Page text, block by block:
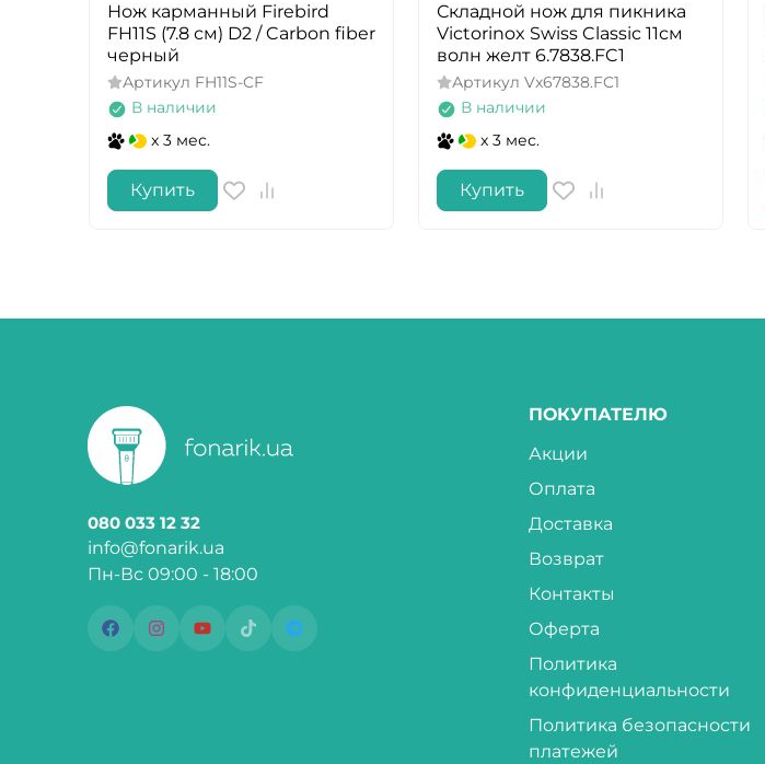
Нож карманный Firebird
FH11S (7.8 см) D2 / Carbon fiber
черный
Артикул FH11S-CF
В наличии
x 3 мес.
Купить
Складной нож для пикника
Victorinox Swiss Classic 11см
волн желт 6.7838.FC1
Артикул Vx67838.FC1
В наличии
x 3 мес.
Купить
080 033 12 32
info@fonarik.ua
Пн-Вс 09:00 - 18:00
ПОКУПАТЕЛЮ
Акции
Оплата
Доставка
Возврат
Контакты
Оферта
Политика
конфиденциальности
Политика безопасности
платежей